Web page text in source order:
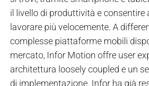
il livello di produttività e consentire
lavorare più velocemente. A
complesse piattaforme mobili
mercato, Infor Motion offre user
architettura loosely coupled e un
di implementazione. Infor ha già